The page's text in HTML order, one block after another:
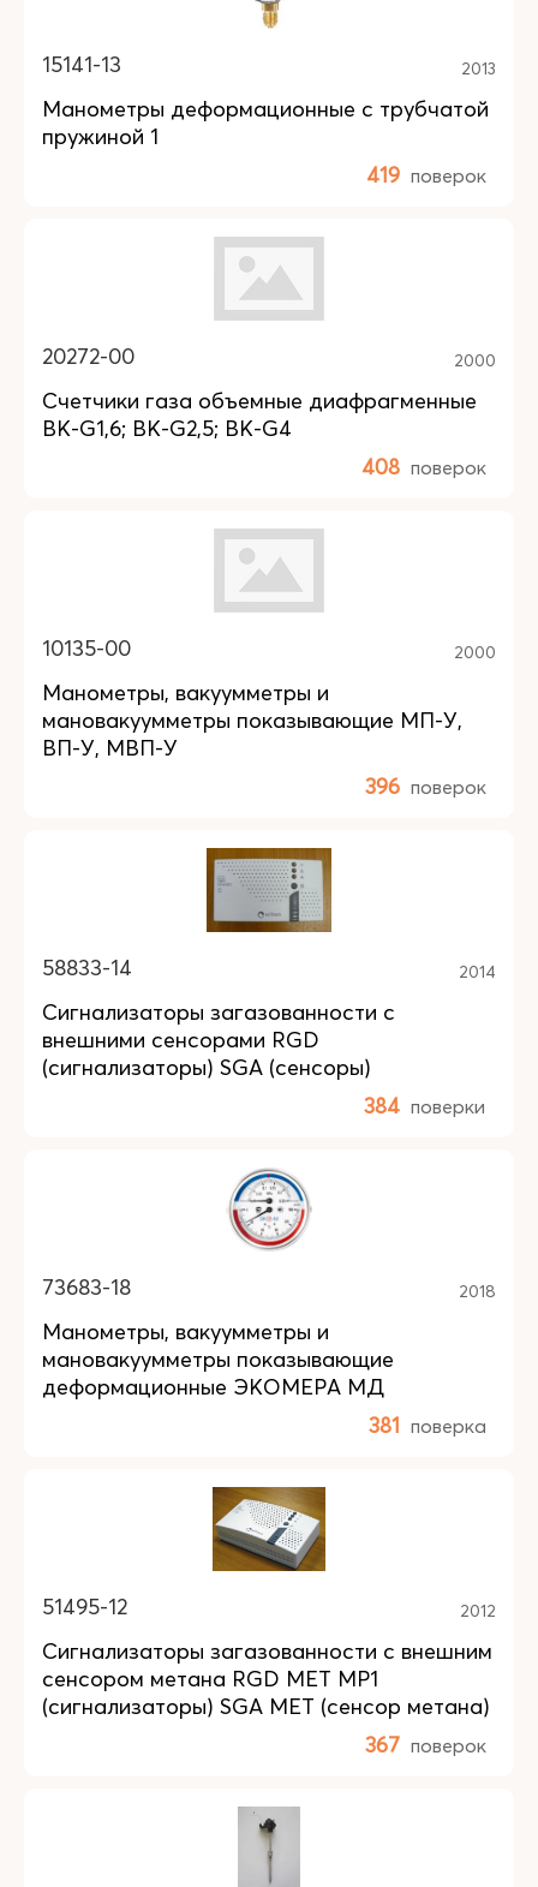
15141-13 2013
Манометры деформационные с трубчатой
пружиной 1
419 поверок
20272-00 2000
Счетчики газа объемные диафрагменные
BK-G1,6; BK-G2,5; BK-G4
408 поверок
10135-00 2000
Манометры, вакуумметры и
мановакуумметры показывающие МП-У,
ВП-У, МВП-У
396 поверок
58833-14 2014
Сигнализаторы загазованности с
внешними сенсорами RGD
(сигнализаторы) SGA (сенсоры)
384 поверки
73683-18 2018
Манометры, вакуумметры и
мановакуумметры показывающие
деформационные ЭКОМЕРА МД
381 поверка
51495-12 2012
Сигнализаторы загазованности с внешним
сенсором метана RGD MET MP1
(сигнализаторы) SGA MET (сенсор метана)
367 поверок